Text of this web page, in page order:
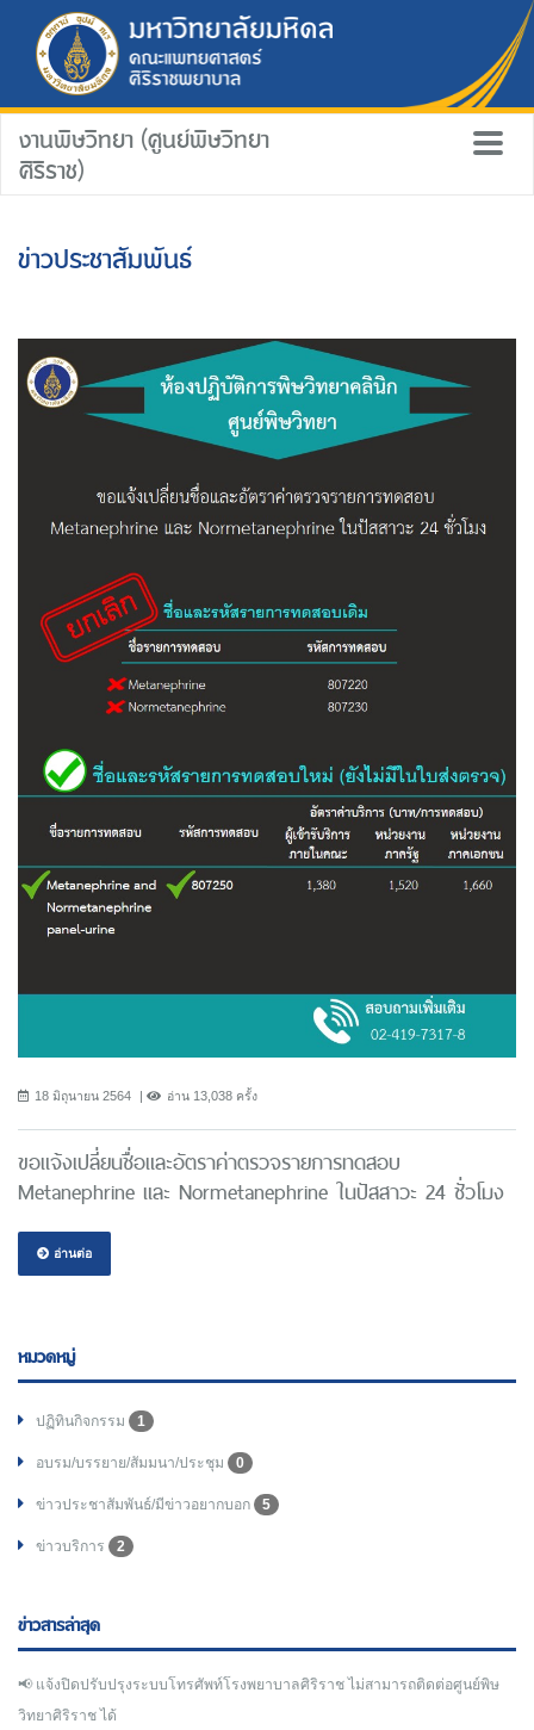
งานพิษวิทยา (ศูนย์พิษวิทยา
ศิริราช)
ข่าวประชาสัมพันธ์
18 มิถุนายน 2564 อ่าน 13,038 ครั้ง
ขอแจ้งเปลี่ยนชื่อและอัตราค่าตรวจรายการทดสอบ
Metanephrine และ Normetanephrine ในปัสสาวะ 24 ชั่วโมง
อ่านต่อ
หมวดหมู่
ปฏิทินกิจกรรม 1
อบรม/บรรยาย/สัมมนา/ประชุม 0
ข่าวประชาสัมพันธ์/มีข่าวอยากบอก 5
ข่าวบริการ 2
ข่าวสารล่าสุด
📢 แจ้งปิดปรับปรุงระบบโทรศัพท์โรงพยาบาลศิริราช ไม่สามารถติดต่อศูนย์พิษ
วิทยาศิริราช ได้